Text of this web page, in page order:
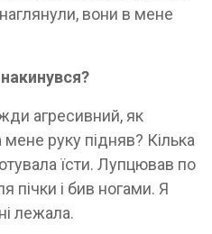
вони в мене
агресивний, як
руку підняв? Кілька
їсти. Лупцював по
пічки і бив ногами. Я
лежала.